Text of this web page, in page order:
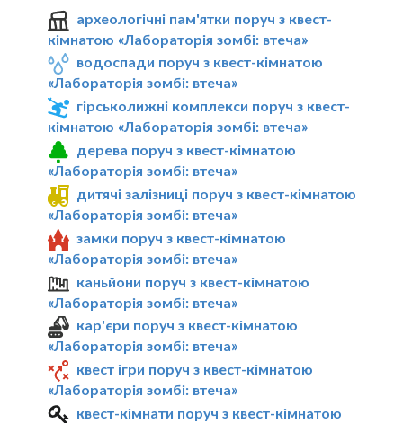
археологічні пам'ятки поруч з квест-
кімнатою «Лабораторія зомбі: втеча»
водоспади поруч з квест-кімнатою
«Лабораторія зомбі: втеча»
гірськолижні комплекси поруч з квест-
кімнатою «Лабораторія зомбі: втеча»
дерева поруч з квест-кімнатою
«Лабораторія зомбі: втеча»
дитячі залізниці поруч з квест-кімнатою
«Лабораторія зомбі: втеча»
замки поруч з квест-кімнатою
«Лабораторія зомбі: втеча»
каньйони поруч з квест-кімнатою
«Лабораторія зомбі: втеча»
кар'єри поруч з квест-кімнатою
«Лабораторія зомбі: втеча»
квест ігри поруч з квест-кімнатою
«Лабораторія зомбі: втеча»
квест-кімнати поруч з квест-кімнатою